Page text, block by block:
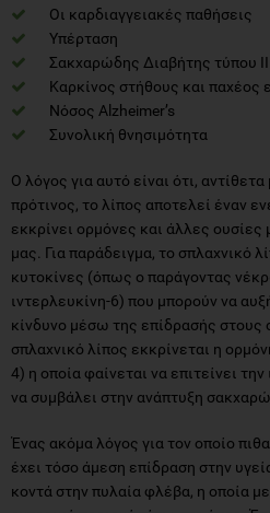
Οι καρδιαγγειακές παθήσεις
Υπέρταση
Σακχαρώδης Διαβήτης τύπου ΙΙ
Καρκίνος στήθους και παχέος
Νόσος Alzheimer’s
Συνολική θνησιμότητα
Ο λόγος για αυτό είναι ότι,
πρότινος, το λίπος αποτελεί έναν
εκκρίνει ορμόνες και άλλες
μας. Για παράδειγμα, το σπλαχνικό
κυτοκίνες (όπως ο παράγοντας
ιντερλευκίνη-6) που μπορούν να
κίνδυνο μέσω της επίδρασής στους
σπλαχνικό λίπος εκκρίνεται η
4) η οποία φαίνεται να επιτείνει
να συμβάλει στην ανάπτυξη
Ένας ακόμα λόγος για τον οποίο
έχει τόσο άμεση επίδραση στην
κοντά στην πυλαία φλέβα, η οποία